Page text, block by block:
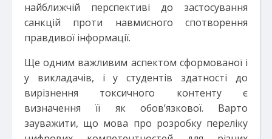
найближчій перспективі до застосування
санкцій проти навмисного спотворення
правдивої інформації.
Ще одним важливим аспектом сформованої і
у викладачів, і у студентів здатності до
вирізнення токсичного контенту є
визначення її як обов’язкової. Варто
зауважити, що мова про розробку переліку